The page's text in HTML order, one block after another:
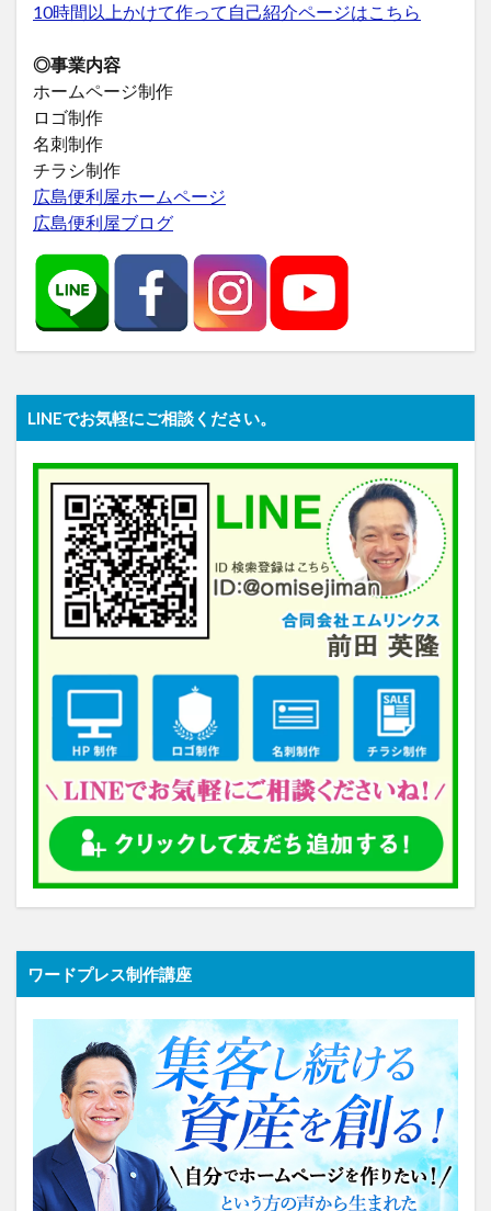
10時間以上かけて作って自己紹介ページはこちら
◎事業内容
ホームページ制作
ロゴ制作
名刺制作
チラシ制作
広島便利屋ホームページ
広島便利屋ブログ
LINEでお気軽にご相談ください。
ワードプレス制作講座